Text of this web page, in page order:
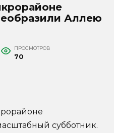
Аллею
ПРОСМОТРОВ
70
субботник.